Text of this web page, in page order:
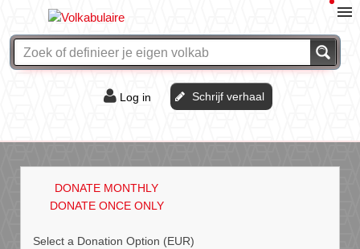
Log in Schrijf verhaal
DONATE MONTHLY
DONATE ONCE ONLY
Select a Donation Option (EUR)